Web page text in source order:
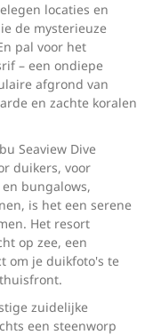
locaties en
de mysterieuze
pal voor het
– een ondiepe
afgrond van
en zachte koralen
Seaview Dive
duikers, voor
bungalows,
is het een serene
Het resort
op zee, een
om je duikfoto's te
zuidelijke
een steenworp